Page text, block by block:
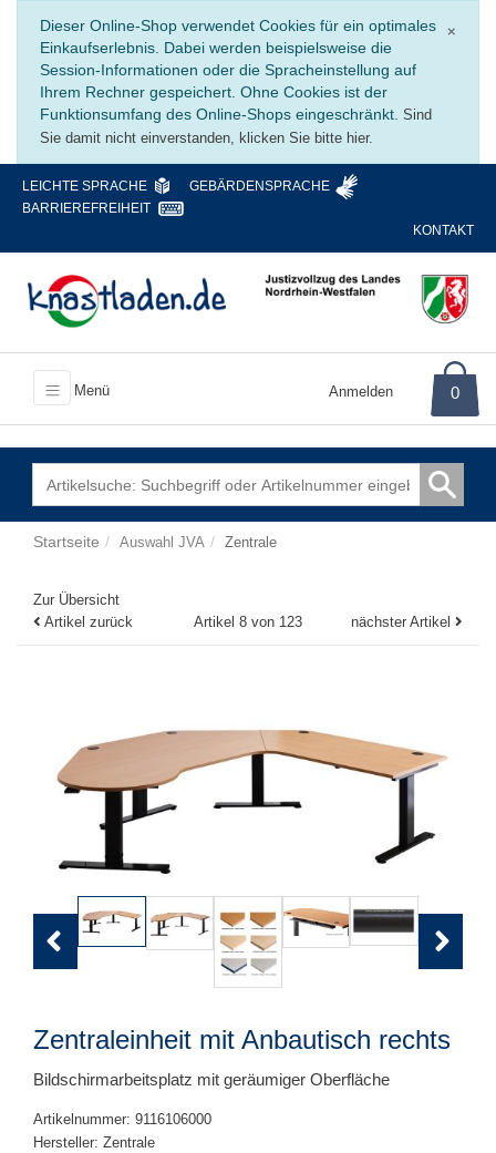
×
Dieser Online-Shop verwendet Cookies für ein optimales
Einkaufserlebnis. Dabei werden beispielsweise die
Session-Informationen oder die Spracheinstellung auf
Ihrem Rechner gespeichert. Ohne Cookies ist der
Funktionsumfang des Online-Shops eingeschränkt. Sind
Sie damit nicht einverstanden, klicken Sie bitte hier.
LEICHTE SPRACHE
GEBÄRDENSPRACHE
BARRIEREFREIHEIT
KONTAKT
Menü Anmelden 0
Startseite Auswahl JVA Zentrale
Zur Übersicht
Artikel zurück
Artikel 8 von 123 nächster Artikel
Previous Next
Zentraleinheit mit Anbautisch rechts
Bildschirmarbeitsplatz mit geräumiger Oberfläche
Artikelnummer: 9116106000
Hersteller: Zentrale